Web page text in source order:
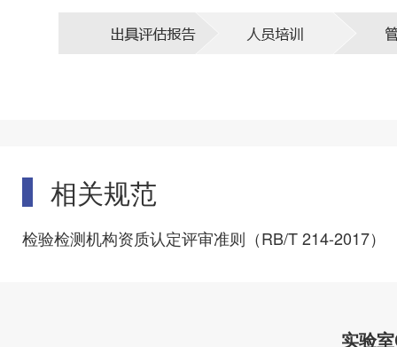
相关规范
检验检测机构资质认定评审准则（RB/T 214-2017）
实验